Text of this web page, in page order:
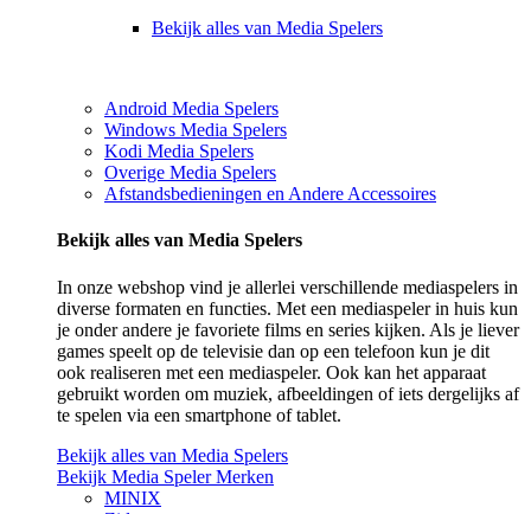
Bekijk alles van Media Spelers
Android Media Spelers
Windows Media Spelers
Kodi Media Spelers
Overige Media Spelers
Afstandsbedieningen en Andere Accessoires
Bekijk alles van Media Spelers
In onze webshop vind je allerlei verschillende mediaspelers in
diverse formaten en functies. Met een mediaspeler in huis kun
je onder andere je favoriete films en series kijken. Als je liever
games speelt op de televisie dan op een telefoon kun je dit
ook realiseren met een mediaspeler. Ook kan het apparaat
gebruikt worden om muziek, afbeeldingen of iets dergelijks af
te spelen via een smartphone of tablet.
Bekijk alles van Media Spelers
Bekijk Media Speler Merken
MINIX